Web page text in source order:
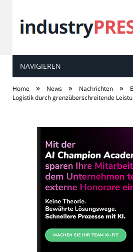
industry
NAVIGIEREN
Home » News » Nachrichten »
Logistik durch grenzüberschreitende